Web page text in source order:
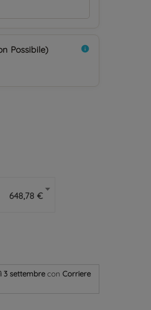
Possibile) info
648,78 €
3 settembre con Corriere